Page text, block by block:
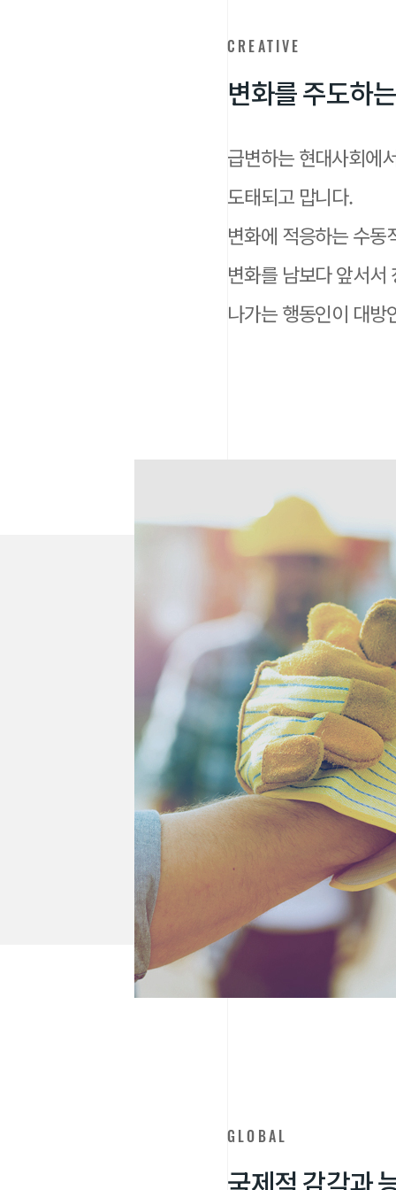
CREATIVE
변화를주도하는
급변하는 현대사회에
도태되고 맙니다.
변화에 적응하는 수동
변화를 남보다 앞서서
나가는 행동인이 대방
GLOBAL
국제적감각과